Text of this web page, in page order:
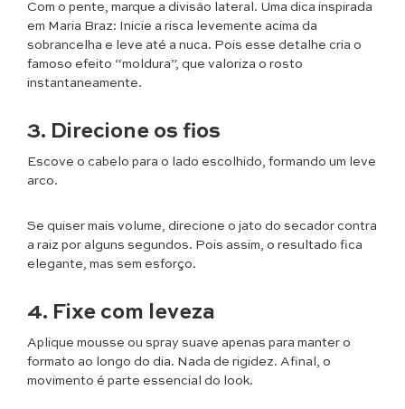
Com o pente, marque a divisão lateral. Uma dica inspirada
em Maria Braz: Inicie a risca levemente acima da
sobrancelha e leve até a nuca. Pois esse detalhe cria o
famoso efeito “moldura”, que valoriza o rosto
instantaneamente.
3. Direcione os fios
Escove o cabelo para o lado escolhido, formando um leve
arco.
Se quiser mais volume, direcione o jato do secador contra
a raiz por alguns segundos. Pois assim, o resultado fica
elegante, mas sem esforço.
4. Fixe com leveza
Aplique mousse ou spray suave apenas para manter o
formato ao longo do dia. Nada de rigidez. Afinal, o
movimento é parte essencial do look.